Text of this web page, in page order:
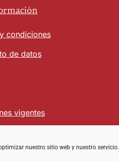
nuestro sitio web y nuestro servicio.
condiciones
de datos
vigentes